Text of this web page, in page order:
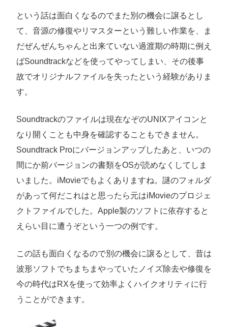
という話は面白くなるのでまた別の機会に譲るとし
て、音源の修復やリマスターという難しい作業を、ま
だぜんぜんちゃんと出来ていない過渡期の時期に例え
ばSoundtrackなどを使ってやってしまい、その後事
故でオリジナルファイルを失ったという経験がありま
す。
Soundtrackのファイルは現在なぞのUNIXアイコンと
なり開くことも中身を確認することもできません。
Soundtrack Proにバージョンアップしたあと、いつの
間にか前バージョンの書類をOSが読めなくしてしま
いました。iMovieでもよくありますね。謎のフォルダ
があって何だこれはと思ったら元はiMovieのプロジェ
クトファイルでした。Apple製のソフトに依存すると
えらい目に遭うぞという一つの例です。
この話も面白くなるので別の機会に譲るとして、昔は
波形ソフトでちまちまやっていたノイズ除去や修復を
今の時代はRXを使って効率よくハイクオリティに行
うことができます。